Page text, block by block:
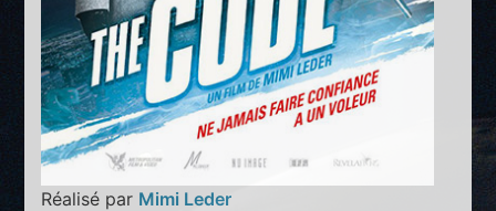
Réalisé par Mimi Leder